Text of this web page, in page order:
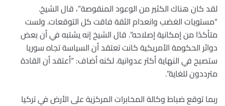
لقد كان هناك الكثير من الوعود المنقوصة”، قال الشيخ.
“مستويات الغضب وانعدام الثقة فاقت كل التوقعات. ولست
متأكدًا من إمكانية إصلاحه”. قال الشيخ إنه يشتبه في أن بعض
دوائر الحكومة الأمريكية كانت تعتقد أن السياسة تجاه سوريا
ستصبح في النهاية أكثر عدوانية. لكنه أضاف: “أعتقد أن القادة
مترددون للغاية”.
ربما توقع ضباط وكالة المخابرات المركزية على الأرض في تركيا